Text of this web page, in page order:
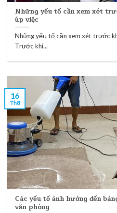
Những yếu tố cần xem xét
úp việc
Những yếu tố cần xem xét trước
Trước khi...
Các yếu tố ảnh hưởng đến
văn phòng
16
Th8